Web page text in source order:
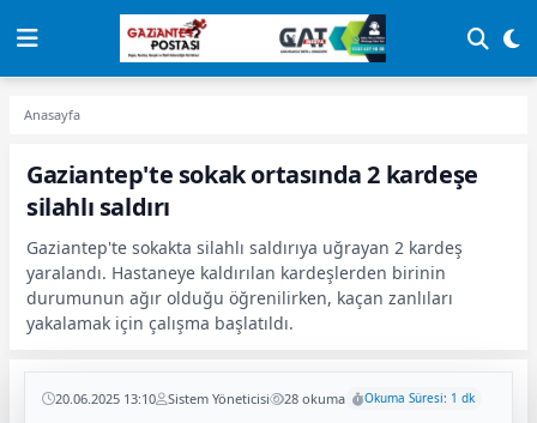
Anasayfa
Gaziantep'te sokak ortasında 2 kardeşe
silahlı saldırı
Gaziantep'te sokakta silahlı saldırıya uğrayan 2 kardeş
yaralandı. Hastaneye kaldırılan kardeşlerden birinin
durumunun ağır olduğu öğrenilirken, kaçan zanlıları
yakalamak için çalışma başlatıldı.
20.06.2025 13:10 Sistem Yöneticisi 28 okuma Okuma Süresi: 1 dk